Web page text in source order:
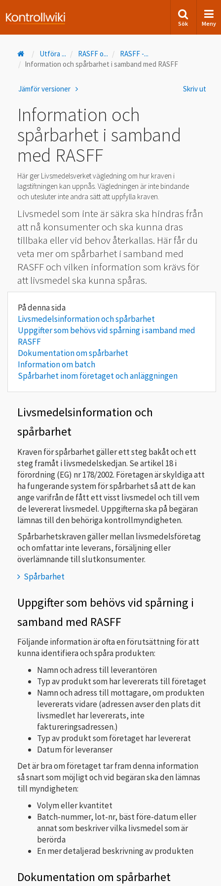
Sök Meny
Utföra... RASFF o... RASFF -...
Information och spårbarhet i samband med RASFF
Skriv ut
Jämför versioner
Information och
spårbarhet i samband
med RASFF
Här ger Livsmedelsverket vägledning om hur kraven i
lagstiftningen kan uppnås. Vägledningen är inte bindande
och utesluter inte andra sätt att uppfylla kraven.
Livsmedel som inte är säkra ska hindras från
att nå konsumenter och ska kunna dras
tillbaka eller vid behov återkallas. Här får du
veta mer om spårbarhet i samband med
RASFF och vilken information som krävs för
att livsmedel ska kunna spåras.
Livsmedelsinformation och spårbarhet
Uppgifter som behövs vid spårning i samband med
RASFF
Dokumentation om spårbarhet
Information om batch
Spårbarhet inom företaget och anläggningen
Livsmedelsinformation och
spårbarhet
Kraven för spårbarhet gäller ett steg bakåt och ett
steg framåt i livsmedelskedjan. Se artikel 18 i
förordning (EG) nr 178/2002. Företagen är skyldiga att
ha fungerande system för spårbarhet så att de kan
ange varifrån de fått ett visst livsmedel och till vem
de levererat livsmedel. Uppgifterna ska på begäran
lämnas till den behöriga kontrollmyndigheten.
Spårbarhetskraven gäller mellan livsmedelsföretag
och omfattar inte leverans, försäljning eller
överlämnande till slutkonsumenter.
Spårbarhet
Uppgifter som behövs vid spårning i
samband med RASFF
Följande information är ofta en förutsättning för att
kunna identifiera och spåra produkten:
Namn och adress till leverantören
Typ av produkt som har levererats till företaget
Namn och adress till mottagare, om produkten
levererats vidare (adressen avser den plats dit
livsmedlet har levererats, inte
faktureringsadressen.)
Typ av produkt som företaget har levererat
Datum för leveranser
Det är bra om företaget tar fram denna information
så snart som möjligt och vid begäran ska den lämnas
till myndigheten:
Volym eller kvantitet
Batch-nummer, lot-nr, bäst före-datum eller
annat som beskriver vilka livsmedel som är
berörda
En mer detaljerad beskrivning av produkten
Dokumentation om spårbarhet